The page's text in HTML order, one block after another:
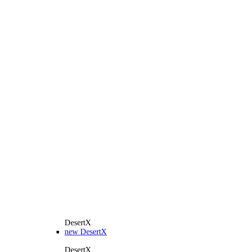
DesertX
new DesertX
DesertX